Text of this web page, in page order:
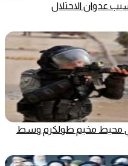
عدوان الاحتلال
في محيط مخيم طولكرم وسط